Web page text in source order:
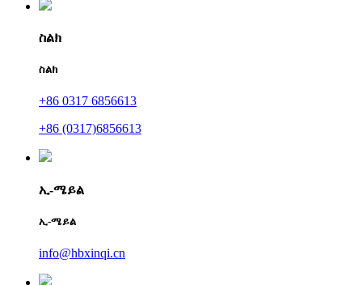
ስልክ
ስልክ
+86 0317 6856613
+86 (0317)6856613
ኢ-ሜይል
ኢ-ሜይል
info@hbxinqi.cn